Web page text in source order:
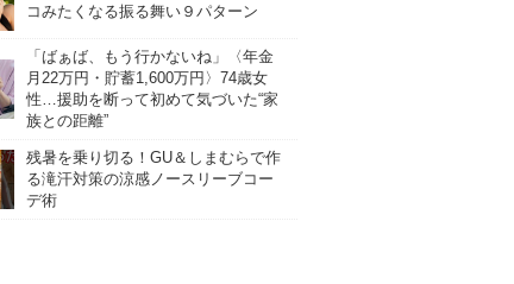
コみたくなる振る舞い９パターン
「ばぁば、もう行かないね」〈年金
月22万円・貯蓄1,600万円〉74歳女
性…援助を断って初めて気づいた“家
族との距離”
残暑を乗り切る！GU＆しまむらで作
る滝汗対策の涼感ノースリーブコー
デ術